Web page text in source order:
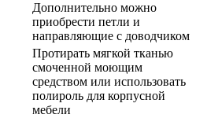
Дополнительно можно
приобрести петли и
направляющие с доводчиком
Протирать мягкой тканью
смоченной моющим
средством или использовать
полироль для корпусной
мебели